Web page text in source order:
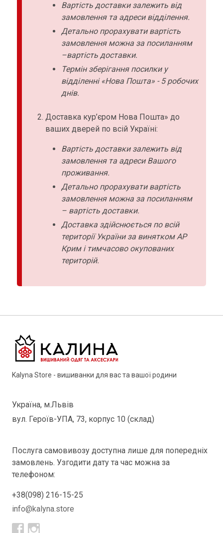
Вартість доставки залежить від
замовлення та адреси відділення.
Детально прорахувати вартість
замовлення можна за посиланням
–вартість доставки.
Термін зберігання посилки у
відділенні «Нова Пошта» - 5 робочих
днів.
Доставка кур’єром Нова Пошта» до
ваших дверей по всій Україні:
Вартість доставки залежить від
замовлення та адреси Вашого
проживання.
Детально прорахувати вартість
замовлення можна за посиланням
– вартість доставки.
Доставка здійснюється по всій
території України за винятком АР
Крим і тимчасово окупованих
територій.
Kalyna Store - вишиванки для вас та вашої родини
Україна, м.Львів
вул. Героїв-УПА, 73, корпус 10 (склад)
Послуга самовивозу доступна лише для попередніх
замовлень. Узгодити дату та час можна за
телефоном:
+38(098) 216-15-25
info@kalyna.store